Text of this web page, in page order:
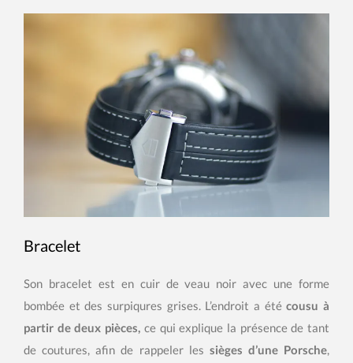
Bracelet
Son bracelet est en cuir de veau noir avec une forme
bombée et des surpiqures grises. L’endroit a étécousu à
partir de deux pièces, ce qui explique la présence de tant
de coutures, afin de rappeler les sièges d’une Porsche,